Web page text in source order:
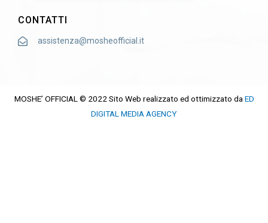
CONTATTI
assistenza@mosheofficial.it
MOSHE’ OFFICIAL © 2022 Sito Web realizzato ed ottimizzato da ED
DIGITAL MEDIA AGENCY